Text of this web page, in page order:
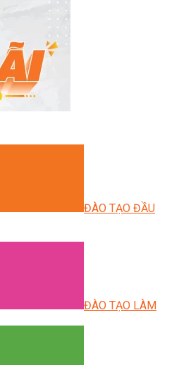
ĐÀO TẠO ĐẦU
ĐÀO TẠO LÀM